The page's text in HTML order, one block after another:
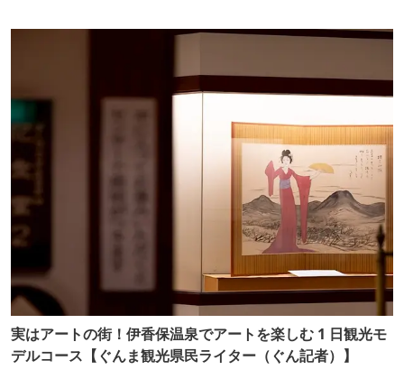
実はアートの街！伊香保温泉でアートを楽しむ 1 日観光モ
デルコース【ぐんま観光県民ライター（ぐん記者）】